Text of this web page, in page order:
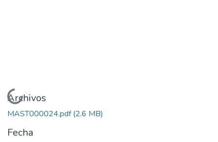
Cargando...
Archivos
MAST000024.pdf(2.6 MB)
Fecha